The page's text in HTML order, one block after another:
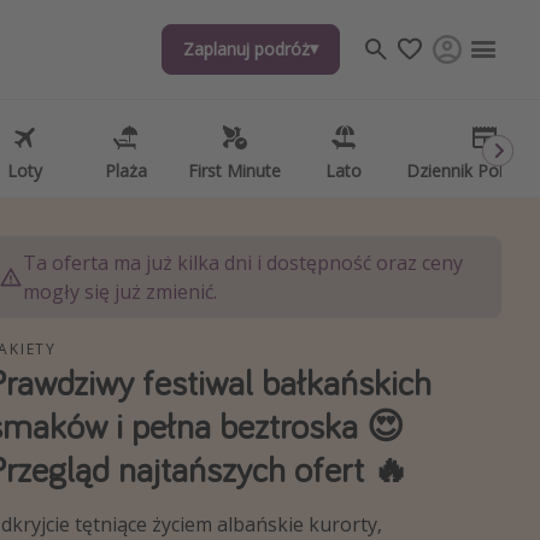
Zaplanuj podróż
Loty Plaża First Minute Lato Dziennik
Zaplanuj podróż
Loty Plaża First Minute Lato Dziennik
ciekawostki, porady podróżnicze
aplikacje podróżnicze
Ta oferta ma już kilka dni i dostępność oraz ceny
mogły się już zmienić.
festiwal bałkańskich
i pełna beztroska 😍
najtańszych ofert 🔥
tętniące życiem albańskie kurorty,